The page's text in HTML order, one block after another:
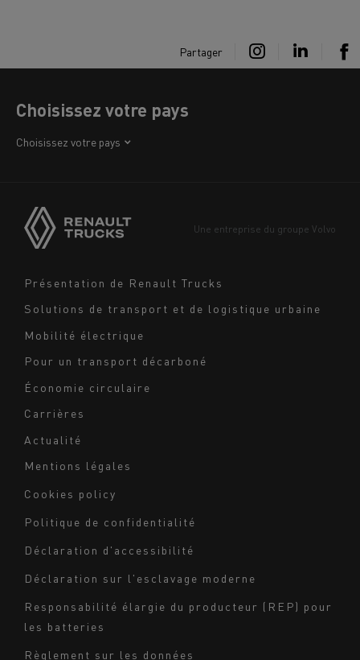
Partager
Choisissez votre pays
Choisissez votre pays
Europe
Navigation
footer
Présentation de Renault Trucks
Solutions de transport et de logistique urbaine
Mobilité électrique
Pour un transport décarboné
Économie circulaire
Carrières
Actualité
Une entreprise du groupe Volvo
bas
de
page
-
Milieu
Mentions légales
Cookies policy
Politique de confidentialité
Déclaration d'accessibilité
Déclaration sur l'esclavage moderne
Responsabilité élargie du producteur (REP) pour
les batteries
Règlement sur les données